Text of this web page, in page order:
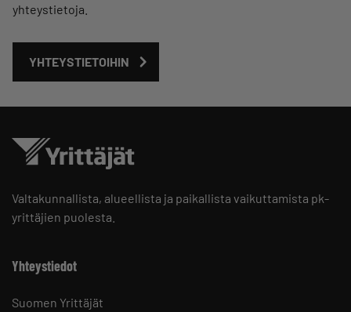
yhteystietoja.
YHTEYSTIETOIHIN
Valtakunnallista, alueellista ja paikallista vaikuttamista pk-
yrittäjien puolesta.
Yhteystiedot
Suomen Yrittäjät